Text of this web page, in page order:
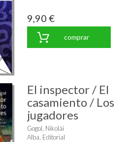
9,90 €
comprar
El inspector / El
casamiento / Los
jugadores
Gogol, Nikolái
Alba, Editorial